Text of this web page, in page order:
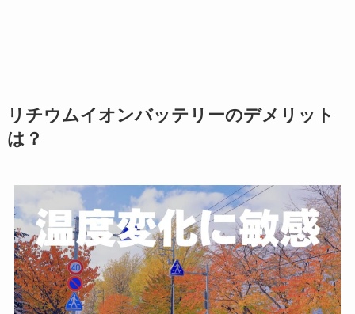
リチウムイオンバッテリーのデメリット
は？